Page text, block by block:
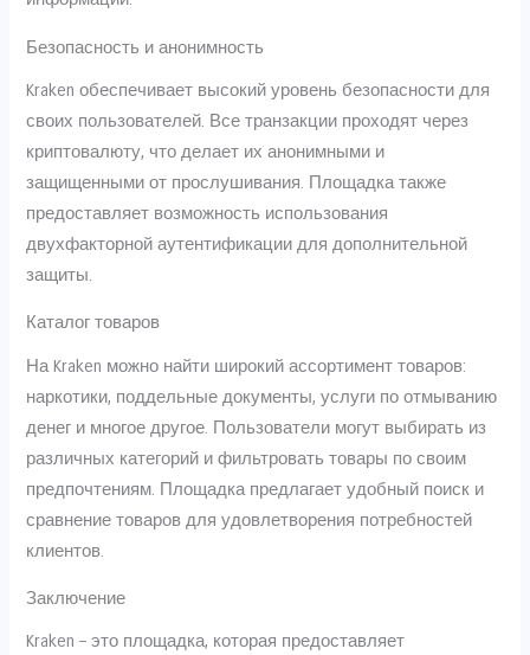
Безопасность и анонимность
Kraken обеспечивает высокий уровень безопасности для
своих пользователей. Все транзакции проходят через
криптовалюту, что делает их анонимными и
защищенными от прослушивания. Площадка также
предоставляет возможность использования
двухфакторной аутентификации для дополнительной
защиты.
Каталог товаров
На Kraken можно найти широкий ассортимент товаров:
наркотики, поддельные документы, услуги по отмыванию
денег и многое другое. Пользователи могут выбирать из
различных категорий и фильтровать товары по своим
предпочтениям. Площадка предлагает удобный поиск и
сравнение товаров для удовлетворения потребностей
клиентов.
Заключение
Kraken – это площадка, которая предоставляет